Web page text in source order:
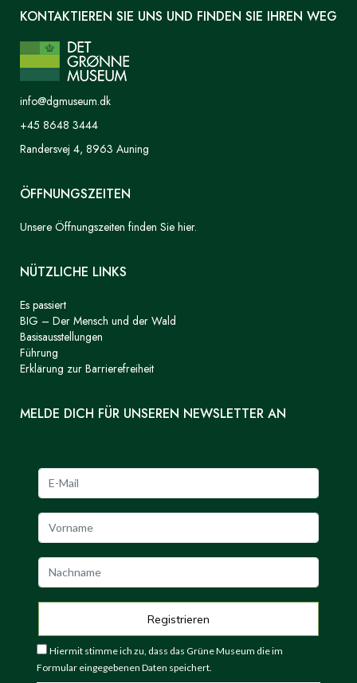
KONTAKTIEREN SIE UNS UND FINDEN SIE IHREN WEG
info@dgmuseum.dk
+45 8648 3444
Randersvej 4, 8963 Auning
ÖFFNUNGSZEITEN
Unsere Öffnungszeiten finden Sie hier.
NÜTZLICHE LINKS
Es passiert
BIG – Der Mensch und der Wald
Basisausstellungen
Führung
Erklärung zur Barrierefreiheit
MELDE DICH FÜR UNSEREN NEWSLETTER AN
Hiermit stimme ich zu, dass das Grüne Museum die im
Formular eingegebenen Daten speichert.